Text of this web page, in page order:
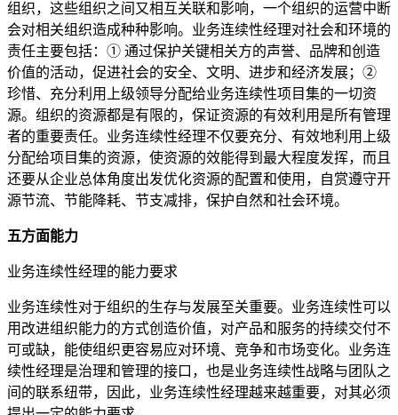
组织，这些组织之间又相互关联和影响，一个组织的运营中断
会对相关组织造成种种影响。业务连续性经理对社会和环境的
责任主要包括：① 通过保护关键相关方的声誉、品牌和创造
价值的活动，促进社会的安全、文明、进步和经济发展；②
珍惜、充分利用上级领导分配给业务连续性项目集的一切资
源。组织的资源都是有限的，保证资源的有效利用是所有管理
者的重要责任。业务连续性经理不仅要充分、有效地利用上级
分配给项目集的资源，使资源的效能得到最大程度发挥，而且
还要从企业总体角度出发优化资源的配置和使用，自赏遵守开
源节流、节能降耗、节支减排，保护自然和社会环境。
五方面能力
业务连续性经理的能力要求
业务连续性对于组织的生存与发展至关重要。业务连续性可以
用改进组织能力的方式创造价值，对产品和服务的持续交付不
可或缺，能使组织更容易应对环境、竞争和市场变化。业务连
续性经理是治理和管理的接口，也是业务连续性战略与团队之
间的联系纽带，因此，业务连续性经理越来越重要，对其必须